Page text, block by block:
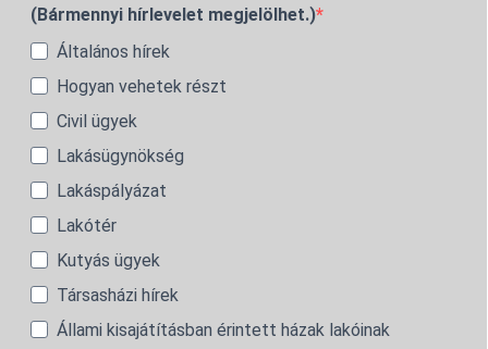
(Bármennyi hírlevelet megjelölhet.)
Általános hírek
Hogyan vehetek részt
Civil ügyek
Lakásügynökség
Lakáspályázat
Lakótér
Kutyás ügyek
Társasházi hírek
Állami kisajátításban érintett házak lakóinak